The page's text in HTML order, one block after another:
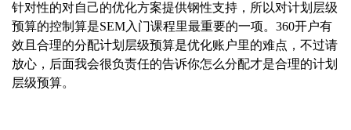
针对性的对自己的优化方案提供钢性支持，所以对计划层级
预算的控制算是SEM入门课程里最重要的一项。360开户有
效且合理的分配计划层级预算是优化账户里的难点，不过请
放心，后面我会很负责任的告诉你怎么分配才是合理的计划
层级预算。